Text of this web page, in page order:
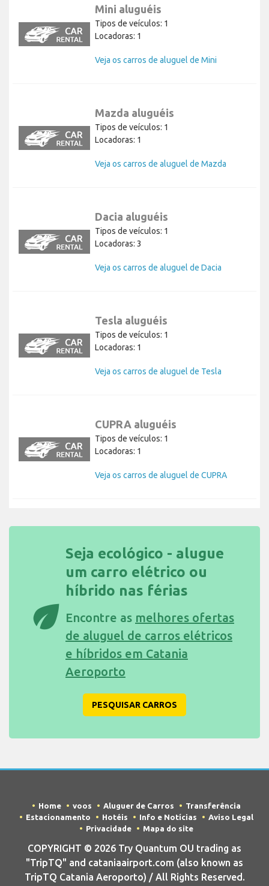
Mini aluguéis
Tipos de veículos: 1
Locadoras: 1
Veja os carros de aluguel de Mini
Mazda aluguéis
Tipos de veículos: 1
Locadoras: 1
Veja os carros de aluguel de Mazda
Dacia aluguéis
Tipos de veículos: 1
Locadoras: 3
Veja os carros de aluguel de Dacia
Tesla aluguéis
Tipos de veículos: 1
Locadoras: 1
Veja os carros de aluguel de Tesla
CUPRA aluguéis
Tipos de veículos: 1
Locadoras: 1
Veja os carros de aluguel de CUPRA
eco
Seja ecológico - alugue
um carro elétrico ou
híbrido nas férias
Encontre as melhores ofertas
de aluguel de carros elétricos
e híbridos em Catania
Aeroporto
PESQUISAR CARROS
Home voos Aluguer de Carros
Transferência
Estacionamento
Hotéis Info e Notícias
Aviso Legal
Privacidade
Mapa do site
COPYRIGHT © 2026 Try Quantum OU trading as
"TripTQ" and cataniaairport.com (also known as
TripTQ Catania Aeroporto) / All Rights Reserved.